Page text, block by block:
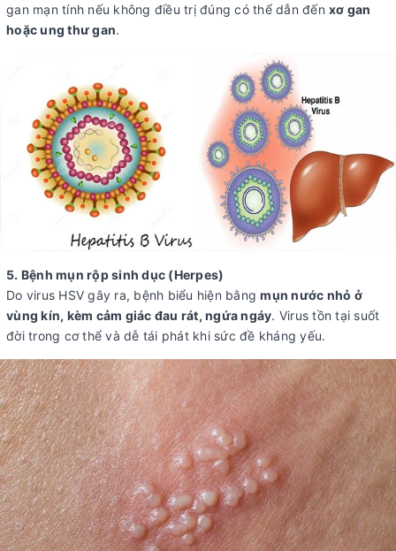
gan mạn tính nếu không điều trị đúng có thể dẫn đến xơ gan
hoặc ung thư gan.
5. Bệnh mụn rộp sinh dục (Herpes)
Do virus HSV gây ra, bệnh biểu hiện bằngmụn nước nhỏ ở
vùng kín, kèm cảm giác đau rát, ngứa ngáy. Virus tồn tại suốt
đời trong cơ thể và dễ tái phát khi sức đề kháng yếu.